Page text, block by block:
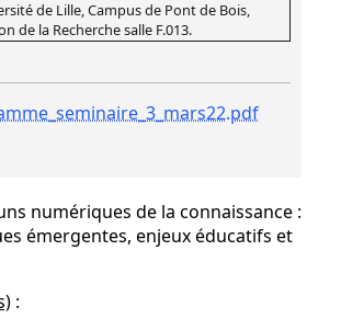
de Lille, Campus de Pont de Bois,
de la Recherche salle F.013.
numériques de la connaissance :
émergentes, enjeux éducatifs et
: